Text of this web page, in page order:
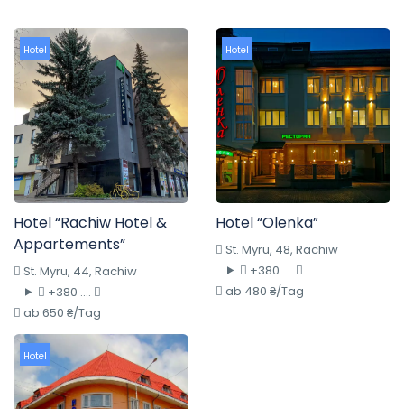
Hotel
Hotel “Rachiw Hotel &
Appartements”
St. Myru, 44, Rachiw
+380 ....
ab 650 ₴/Tag
Hotel
Hotel “Olenka”
St. Myru, 48, Rachiw
+380 ....
ab 480 ₴/Tag
Hotel